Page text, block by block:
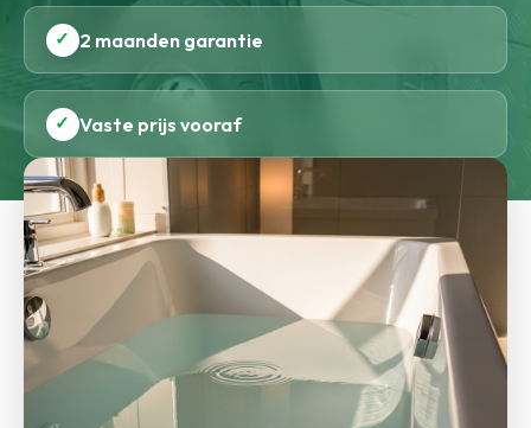
✓ 2 maanden garantie
✓ Vaste prijs vooraf